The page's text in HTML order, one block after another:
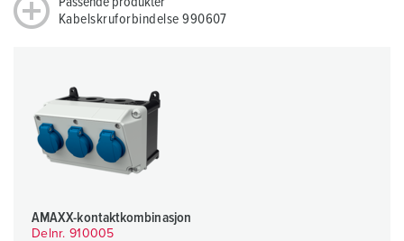
Kabelskruforbindelse 990607
AMAXX-kontaktkombinasjon
Delnr. 910005